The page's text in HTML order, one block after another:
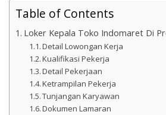
Table of Contents
Loker Kepala Toko Indomaret Di
Detail Lowongan Kerja
Kualifikasi Pekerja
Detail Pekerjaan
Ketrampilan Pekerja
Tunjangan Karyawan
Dokumen Lamaran